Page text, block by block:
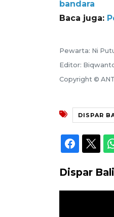
bandara
Baca juga:
Pewarta: Ni
Editor:
Copyright ©
DISPAR
Dispar